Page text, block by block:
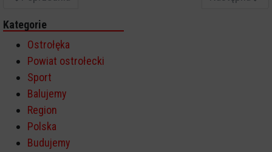
Kategorie
Ostrołęka
Powiat ostrołecki
Sport
Balujemy
Region
Polska
Budujemy